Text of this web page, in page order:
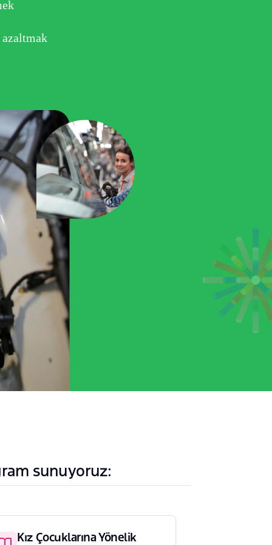
sunuyoruz:
Kız Çocuklarına Yönelik